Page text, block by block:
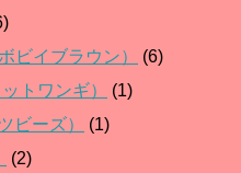
ビイブラウン）
(6)
トワンギ）
(1)
ビーズ）
(1)
(2)